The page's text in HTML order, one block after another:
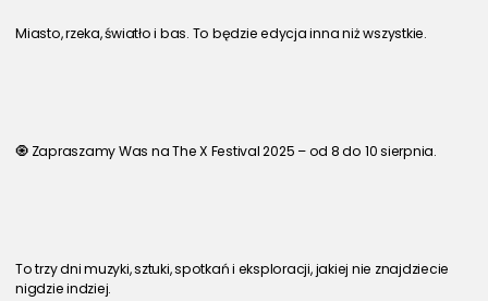
Miasto, rzeka, światło i bas. To będzie edycja inna niż wszystkie.
🧿 Zapraszamy Was na The X Festival 2025 – od 8 do 10 sierpnia.
To trzy dni muzyki, sztuki, spotkań i eksploracji, jakiej nie znajdziecie
nigdzie indziej.